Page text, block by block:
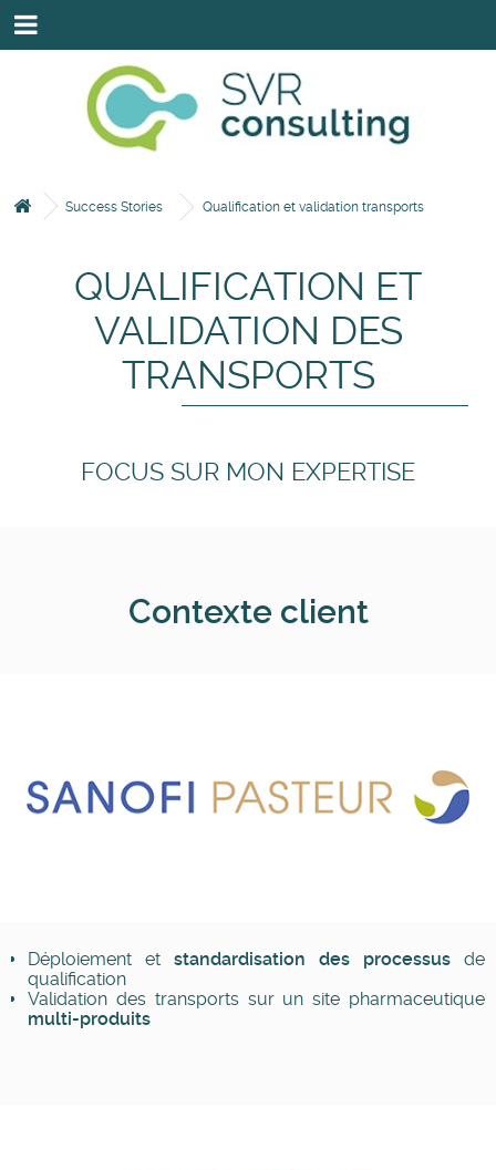
SAVOIR-FAIRE
NOS INTERVENANTS
NOS EXPERTISES & SOLUTIONS
CONTACTEZ-NOUS VIA LE FORMULAIRE.
Success Stories Qualification et validation transports
QUALIFICATION ET
VALIDATION DES
TRANSPORTS
FOCUS SUR MON EXPERTISE
Contexte client
Déploiement et standardisation des processus de
qualification
Validation des transports sur un site pharmaceutique
multi-produits